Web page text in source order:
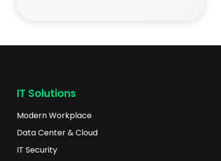
IT Solutions
Modern Workplace
Data Center & Cloud
IT Security